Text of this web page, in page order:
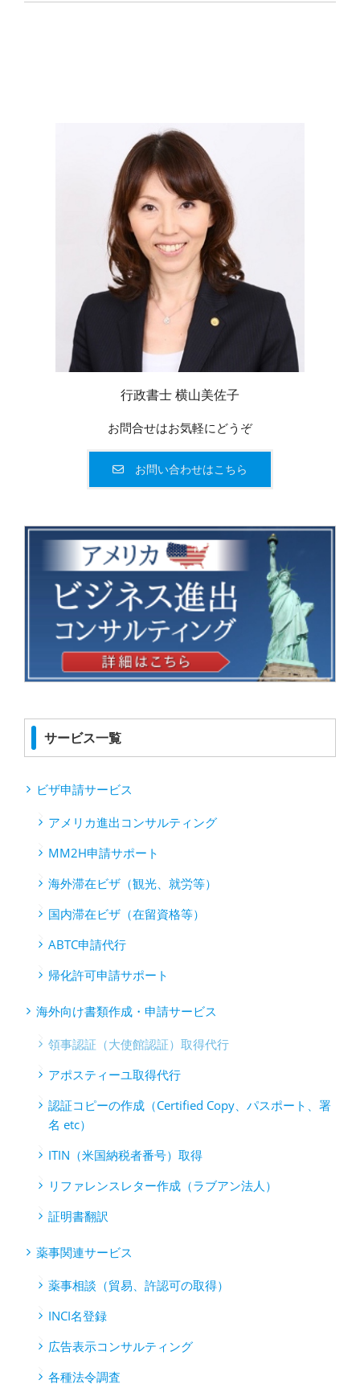
行政書士 横山美佐子
お問合せはお気軽にどうぞ
お問い合わせはこちら
サービス一覧
ビザ申請サービス
アメリカ進出コンサルティング
MM2H申請サポート
海外滞在ビザ（観光、就労等）
国内滞在ビザ（在留資格等）
ABTC申請代行
帰化許可申請サポート
海外向け書類作成・申請サービス
領事認証（大使館認証）取得代行
アポスティーユ取得代行
認証コピーの作成（Certified Copy、パスポート、署
名 etc）
ITIN（米国納税者番号）取得
リファレンスレター作成（ラブアン法人）
証明書翻訳
薬事関連サービス
薬事相談（貿易、許認可の取得）
INCI名登録
広告表示コンサルティング
各種法令調査